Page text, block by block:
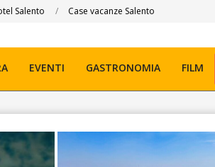
Salento Case vacanze Salento
EVENTI GASTRONOMIA FILM